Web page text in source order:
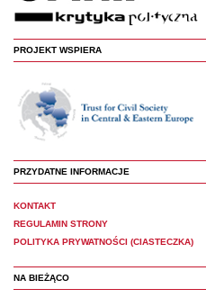
PROJEKT WSPIERA
PRZYDATNE INFORMACJE
KONTAKT
REGULAMIN STRONY
POLITYKA PRYWATNOŚCI (CIASTECZKA)
NA BIEŻĄCO